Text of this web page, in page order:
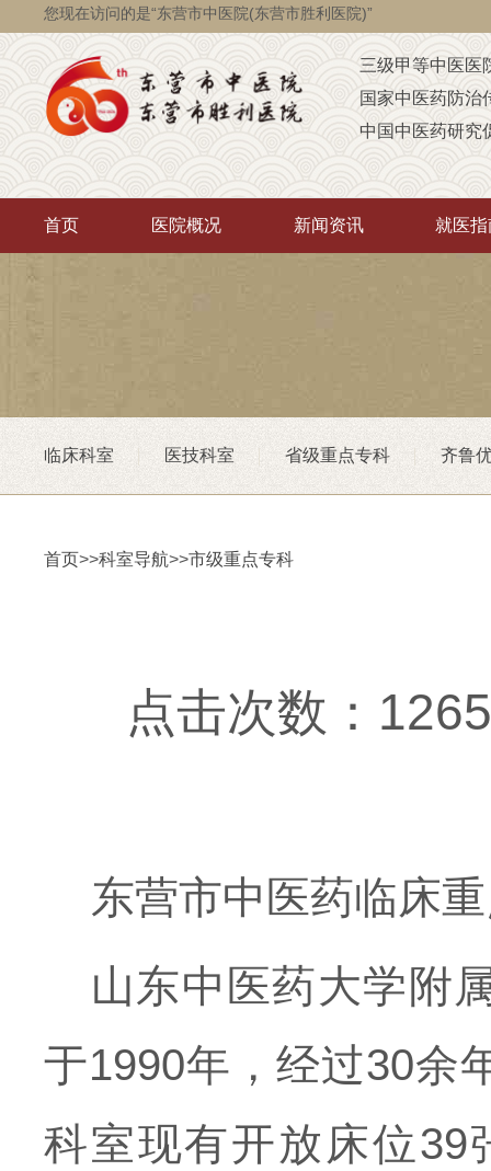
您现在访问的是“东营市中医院(东营市胜利医院)”
三级甲等中医医
国家中医药防治
中国中医药研究
省级智障儿童康
山东省AAA级定
首页 医院概况 新闻资讯 就医
临床科室 医技科室 省级重点专科 齐鲁
首页>>科室导航>>市级重点专科
点击次数：
东营市中医药临床
山东中医药大学附
于1990年，经过30余
科室现有开放床位39